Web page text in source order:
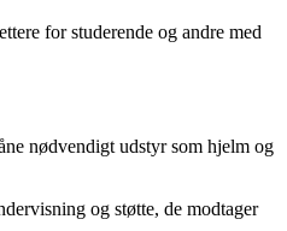
for studerende og andre med
nødvendigt udstyr som hjelm og
og støtte, de modtager